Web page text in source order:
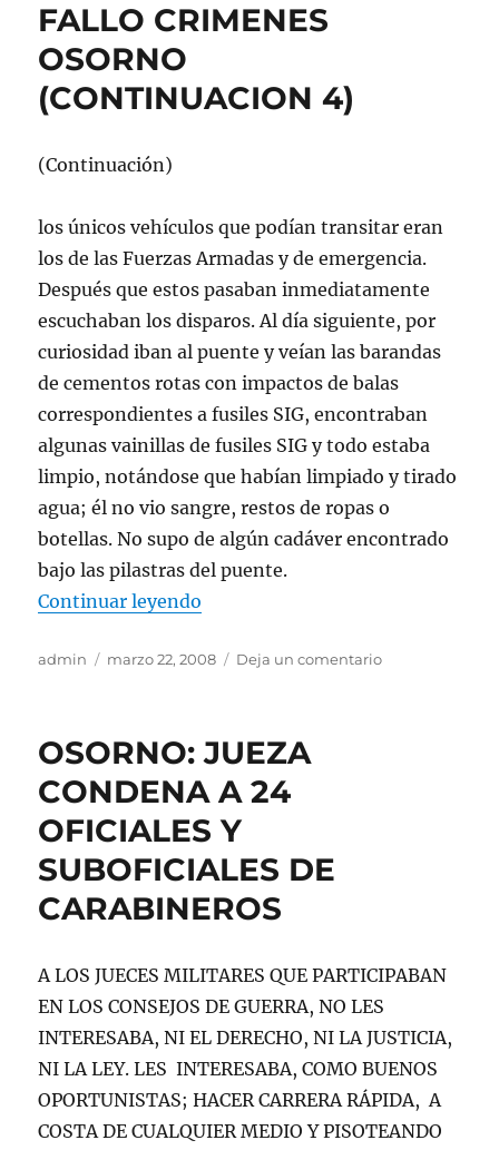
FALLO CRIMENES
OSORNO
(CONTINUACION 4)
(Continuación)
los únicos vehículos que podían transitar eran
los de las Fuerzas Armadas y de emergencia.
Después que estos pasaban inmediatamente
escuchaban los disparos. Al día siguiente, por
curiosidad iban al puente y veían las barandas
de cementos rotas con impactos de balas
correspondientes a fusiles SIG, encontraban
algunas vainillas de fusiles SIG y todo estaba
limpio, notándose que habían limpiado y tirado
agua; él no vio sangre, restos de ropas o
botellas. No supo de algún cadáver encontrado
bajo las pilastras del puente.
Continuar leyendo
Autor
admin
Publicado
marzo 22, 2008 Deja un comentarioen
OSORNO: JUEZA
CONDENA A 24
OFICIALES Y
SUBOFICIALES DE
CARABINEROS
A LOS JUECES MILITARES QUE PARTICIPABAN
EN LOS CONSEJOS DE GUERRA, NO LES
INTERESABA, NI EL DERECHO, NI LA JUSTICIA,
NI LA LEY. LES INTERESABA, COMO BUENOS
OPORTUNISTAS; HACER CARRERA RÁPIDA, A
COSTA DE CUALQUIER MEDIO Y PISOTEANDO